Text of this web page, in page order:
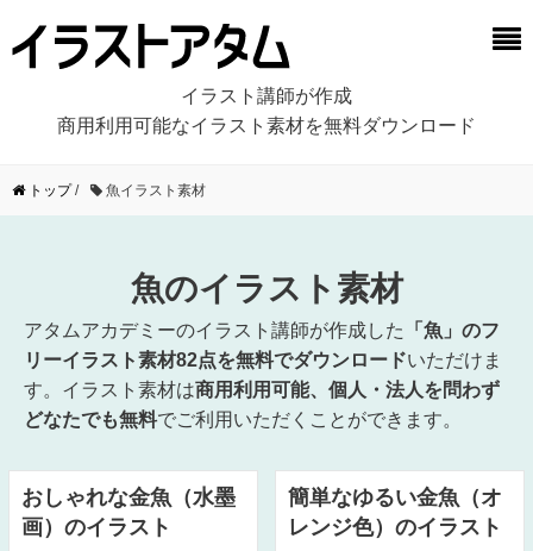
イラスト講師が作成
商用利用可能なイラスト素材を無料ダウンロード
トップ/ 魚イラスト素材
魚のイラスト素材
アタムアカデミーのイラスト講師が作成した
「魚」のフ
リーイラスト素材82点を無料でダウンロードいただけま
す。イラスト素材は商用利用可能、個人・法人を問わず
どなたでも無料でご利用いただくことができます。
おしゃれな金魚（水墨
画）のイラスト
簡単なゆるい金魚（オ
レンジ色）のイラスト